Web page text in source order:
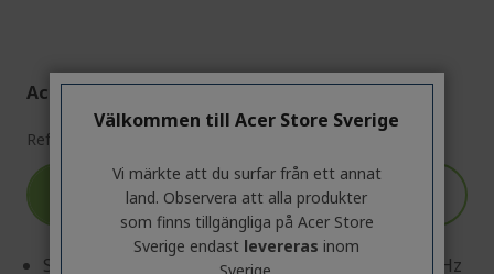
Acer Nitro XF0 Spelskärm | XF240YW3 | Svart
Ref.
300 kr
RABATT
tillämpas automatiskt i
kundvagnen
Skärm: 60,5 cm (23,8") Full HD (1920 x 1080) 240 Hz
Välkommen till Acer Store Sverige
Vi märkte att du surfar från ett annat
land. Observera att alla produkter
som finns tillgängliga på Acer Store
Sverige endast levereras inom